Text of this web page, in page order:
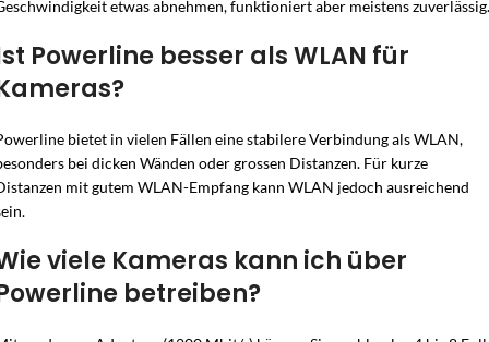
etwas abnehmen, funktioniert aber meistens zuverlässig.
Powerline besser als WLAN für
bietet in vielen Fällen eine stabilere Verbindung als WLAN,
bei dicken Wänden oder grossen Distanzen. Für kurze
mit gutem WLAN-Empfang kann WLAN jedoch ausreichend
viele Kameras kann ich über
betreiben?